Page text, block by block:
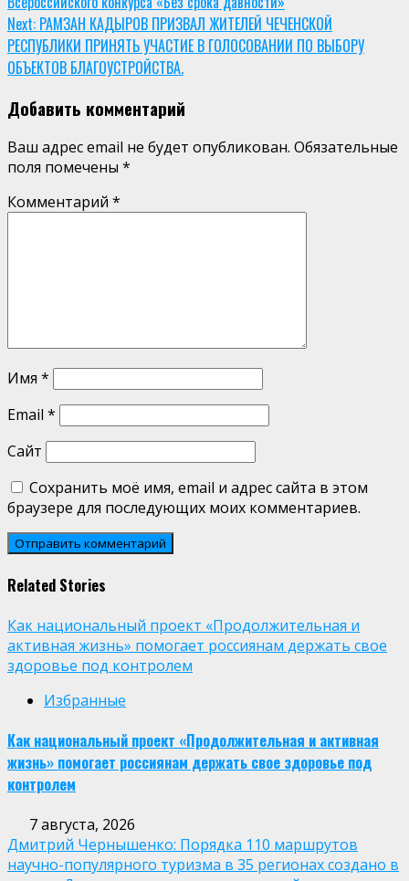
Reading
Next: РАМЗАН КАДЫРОВ ПРИЗВАЛ ЖИТЕЛЕЙ ЧЕЧЕНСКОЙ
РЕСПУБЛИКИ ПРИНЯТЬ УЧАСТИЕ В ГОЛОСОВАНИИ ПО ВЫБОРУ
ОБЪЕКТОВ БЛАГОУСТРОЙСТВА.
Добавить комментарий
Ваш адрес email не будет опубликован. Обязательные
поля помечены *
Комментарий *
Имя *
Email *
Сайт
Сохранить моё имя, email и адрес сайта в этом
браузере для последующих моих комментариев.
Related Stories
Как национальный проект «Продолжительная и
активная жизнь» помогает россиянам держать свое
здоровье под контролем
Избранные
Как национальный проект «Продолжительная и активная
жизнь» помогает россиянам держать свое здоровье под
контролем
7 августа, 2026
Дмитрий Чернышенко: Порядка 110 маршрутов
научно-популярного туризма в 35 регионах создано в